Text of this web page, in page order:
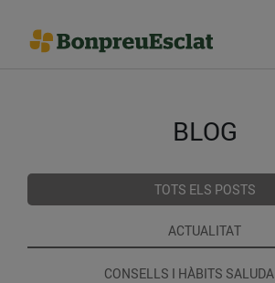
BLOG
TOTS ELS POSTS
ACTUALITAT
CONSELLS I HÀBITS